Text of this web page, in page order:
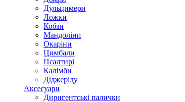
Дульцимери
Ложки
Кобзи
Мандоліни
Окаріни
Цимбали
Псалтирі
Калімби
Діджеріду
Аксесуари
Диригентські палички